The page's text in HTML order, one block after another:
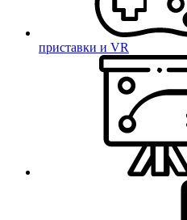
приставки и VR